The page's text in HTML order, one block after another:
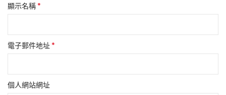
顯示名稱*
電子郵件地址*
個人網站網址